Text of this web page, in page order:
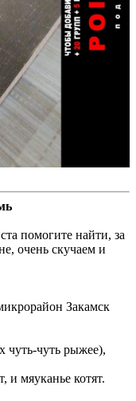
помогите найти, за
очень скучаем и
Закамск
чуть-чуть рыжее),
и мяуканье котят.